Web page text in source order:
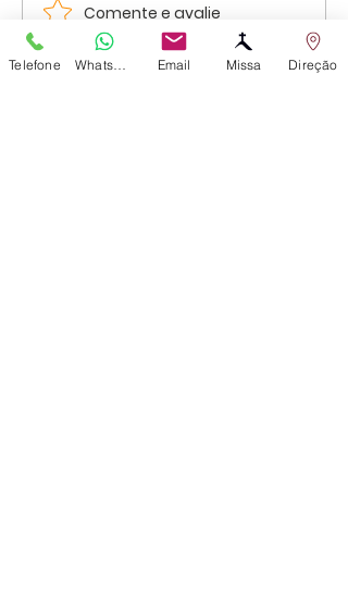
Santa Teresa Benedita
da Cruz - 9 de Agosto
Comente e avalie
Telefone Email Missa Direção